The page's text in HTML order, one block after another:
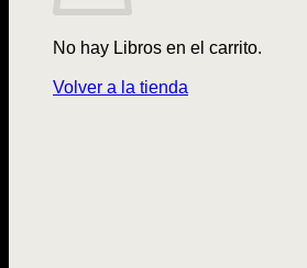
No hay Libros en el carrito.
Volver a la tienda